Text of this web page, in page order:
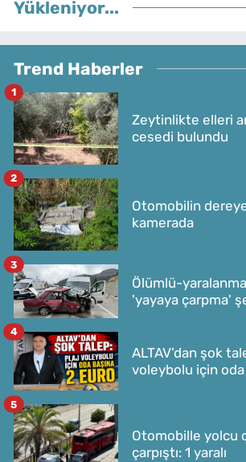
Yükleniyor...
Trend Haberler
Zeytinlikte elleri
cesedi bulundu
1
Otomobilin
kamerada
2
Ölümlü-
'yayaya çarpma'
3
ALTAV’dan şok
voleybolu için oda
4
Otomobille yolcu
çarpıştı: 1 yaralı
5